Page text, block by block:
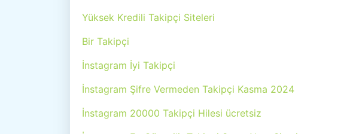
Yüksek Kredili Takipçi Siteleri
Bir Takipçi
İnstagram İyi Takipçi
İnstagram Şifre Vermeden Takipçi Kasma 2024
İnstagram 20000 Takipçi Hilesi ücretsiz